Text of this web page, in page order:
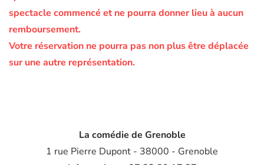
spectacle commencé et ne pourra donner lieu à aucun
remboursement.
Votre réservation ne pourra pas non plus être déplacée
sur une autre représentation.
La comédie de Grenoble
1 rue Pierre Dupont - 38000 - Grenoble